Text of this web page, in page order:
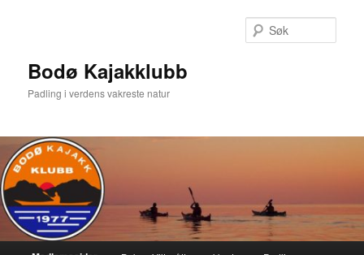
Bodø Kajakklubb
Padling i verdens vakreste natur
Hovedmeny